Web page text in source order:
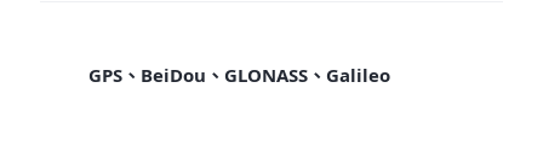
GPS、BeiDou、GLONASS、Galileo